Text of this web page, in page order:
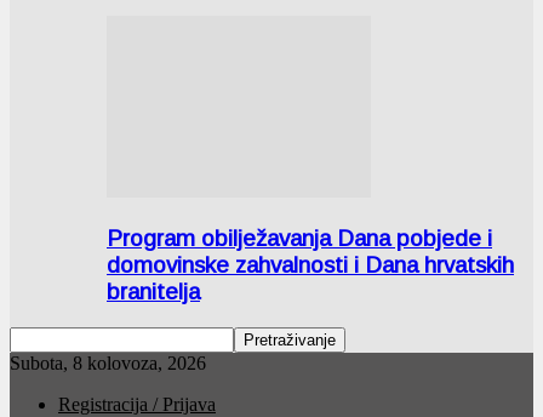
Program obilježavanja Dana pobjede i
domovinske zahvalnosti i Dana hrvatskih
branitelja
Subota, 8 kolovoza, 2026
Registracija / Prijava